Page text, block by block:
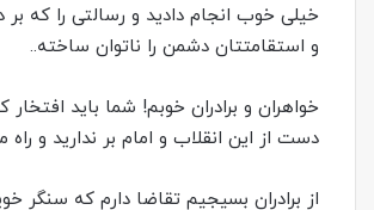
خیلی خوب انجام دادید و رسالتی را که
و استقامتتان دشمن را ناتوان ساخته..
خواهران و برادران خوبم! شما باید
دست از این انقلاب و امام بر ندارید و
از برادران بسیجیم تقاضا دارم که سنگر